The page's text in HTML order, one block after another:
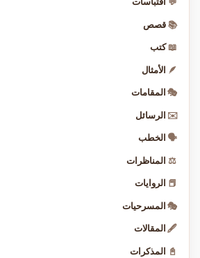
📚 قصص
📖 كتب
🪶 الأمثال
🎭 المقامات
✉️ الرسائل
🗣️ الخطب
⚖️ المناظرات
📕 الروايات
🎭 المسرحيات
🖋️ المقالات
📓 المذكرات